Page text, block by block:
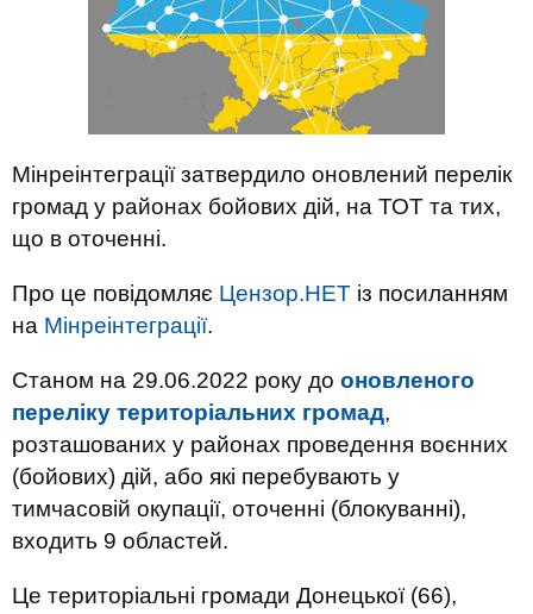
Мінреінтеграції затвердило оновлений перелік
громад у районах бойових дій, на ТОТ та тих,
що в оточенні.
Про це повідомляє Цензор.НЕТ із посиланням
на Мінреінтеграції.
Станом на 29.06.2022 року до оновленого
переліку територіальних громад,
розташованих у районах проведення воєнних
(бойових) дій, або які перебувають у
тимчасовій окупації, оточенні (блокуванні),
входить 9 областей.
Це територіальні громади Донецької (66),